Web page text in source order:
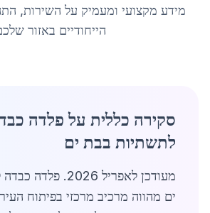
מידע מקצועי ומעמיק על השירות,
הייחודיים באזור
סקירה כללית על פלדה
לתשתיות בבת ים
מעודכן לאפריל
ים מהווה מרכיב מרכזי בפיתוח